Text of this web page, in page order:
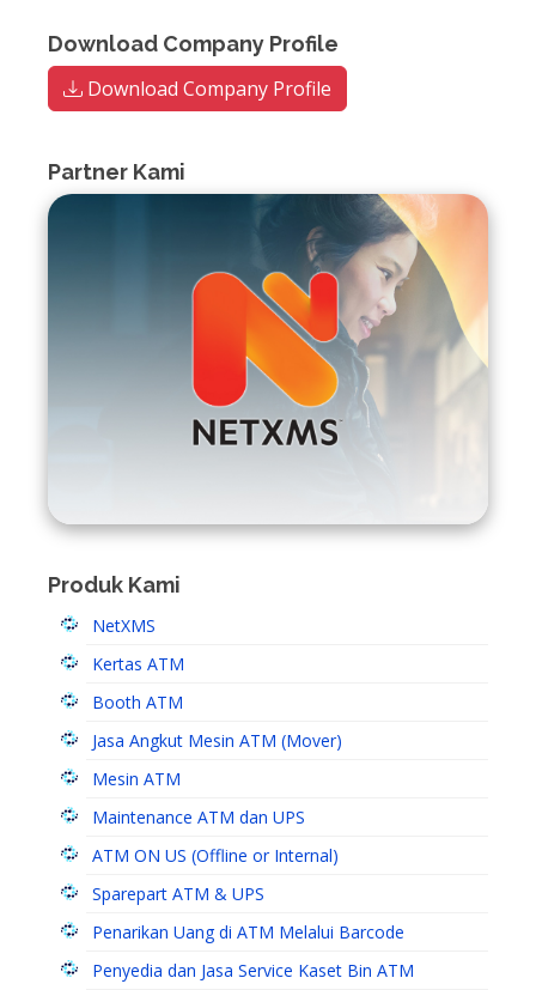
Download Company Profile
Download Company Profile
Partner Kami
Produk Kami
NetXMS
Kertas ATM
Booth ATM
Jasa Angkut Mesin ATM (Mover)
Mesin ATM
Maintenance ATM dan UPS
ATM ON US (Offline or Internal)
Sparepart ATM & UPS
Penarikan Uang di ATM Melalui Barcode
Penyedia dan Jasa Service Kaset Bin ATM